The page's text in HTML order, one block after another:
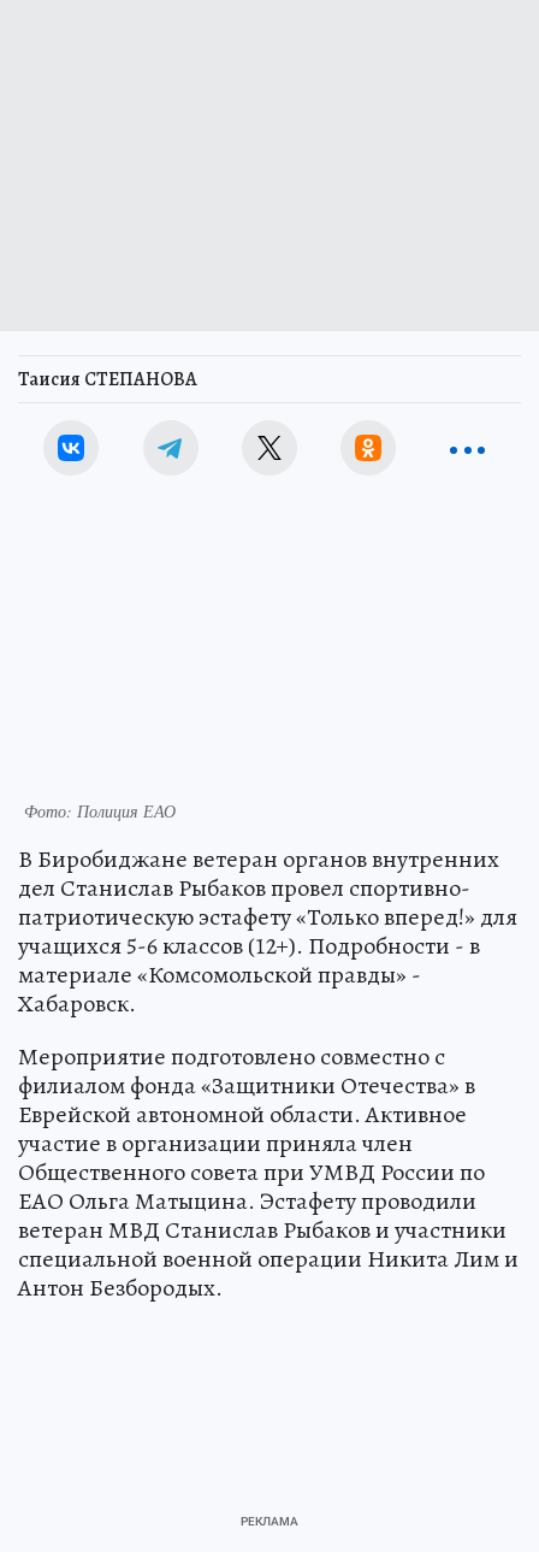
Таисия СТЕПАНОВА
Фото: Полиция ЕАО
В Биробиджане ветеран органов внутренних
дел Станислав Рыбаков провел спортивно-
патриотическую эстафету «Только вперед!» для
учащихся 5-6 классов (12+). Подробности - в
материале «Комсомольской правды» -
Хабаровск.
Мероприятие подготовлено совместно с
филиалом фонда «Защитники Отечества» в
Еврейской автономной области. Активное
участие в организации приняла член
Общественного совета при УМВД России по
ЕАО Ольга Матыцина. Эстафету проводили
ветеран МВД Станислав Рыбаков и участники
специальной военной операции Никита Лим и
Антон Безбородых.